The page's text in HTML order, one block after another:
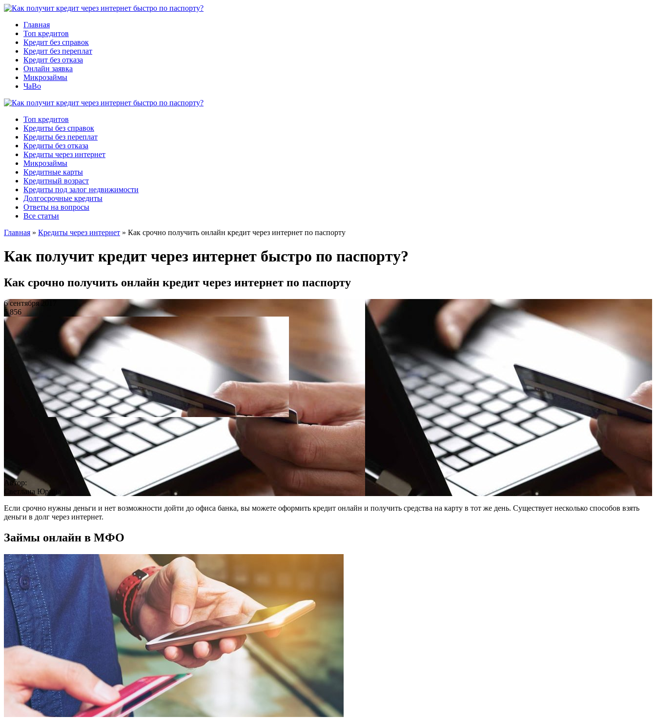
Главная
Топ кредитов
Кредит без справок
Кредит без переплат
Кредит без отказа
Онлайн заявка
Микрозаймы
ЧаВо
Топ кредитов
Кредиты без справок
Кредиты без переплат
Кредиты без отказа
Кредиты через интернет
Микрозаймы
Кредитные карты
Кредитный возраст
Кредиты под залог недвижимости
Долгосрочные кредиты
Ответы на вопросы
Все статьи
Главная » Кредиты через интернет » Как срочно получить онлайн кредит через интернет по паспорту
Как получит кредит через интернет быстро по паспорту?
Как срочно получить онлайн кредит через интернет по паспорту
6 сентября 2017
5 856
Автор:
Светлана Юрина
Если срочно нужны деньги и нет возможности дойти до офиса банка, вы можете оформить кредит онлайн и получить средства на карту в тот же день. Существует несколько способов взять
деньги в долг через интернет.
Займы онлайн в МФО